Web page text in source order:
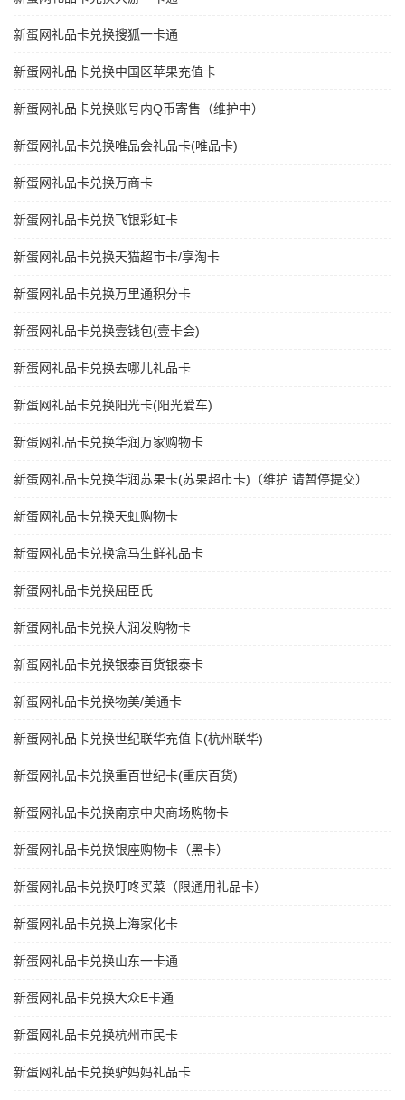
新蛋网礼品卡兑换搜狐一卡通
新蛋网礼品卡兑换中国区苹果充值卡
新蛋网礼品卡兑换账号内Q币寄售（维护中）
新蛋网礼品卡兑换唯品会礼品卡(唯品卡)
新蛋网礼品卡兑换万商卡
新蛋网礼品卡兑换飞银彩虹卡
新蛋网礼品卡兑换天猫超市卡/享淘卡
新蛋网礼品卡兑换万里通积分卡
新蛋网礼品卡兑换壹钱包(壹卡会)
新蛋网礼品卡兑换去哪儿礼品卡
新蛋网礼品卡兑换阳光卡(阳光爱车)
新蛋网礼品卡兑换华润万家购物卡
新蛋网礼品卡兑换华润苏果卡(苏果超市卡)（维护 请暂停提交）
新蛋网礼品卡兑换天虹购物卡
新蛋网礼品卡兑换盒马生鲜礼品卡
新蛋网礼品卡兑换屈臣氏
新蛋网礼品卡兑换大润发购物卡
新蛋网礼品卡兑换银泰百货银泰卡
新蛋网礼品卡兑换物美/美通卡
新蛋网礼品卡兑换世纪联华充值卡(杭州联华)
新蛋网礼品卡兑换重百世纪卡(重庆百货)
新蛋网礼品卡兑换南京中央商场购物卡
新蛋网礼品卡兑换银座购物卡（黑卡）
新蛋网礼品卡兑换叮咚买菜（限通用礼品卡）
新蛋网礼品卡兑换上海家化卡
新蛋网礼品卡兑换山东一卡通
新蛋网礼品卡兑换大众E卡通
新蛋网礼品卡兑换杭州市民卡
新蛋网礼品卡兑换驴妈妈礼品卡